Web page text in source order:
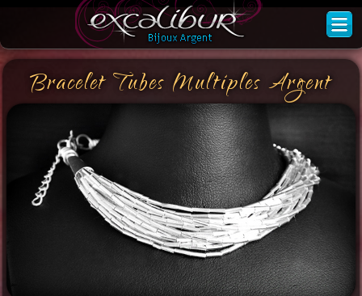
Bracelet Tubes Multiples Argent